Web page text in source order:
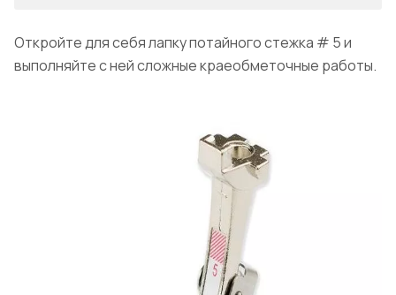
Откройте для себя лапку потайного стежка # 5 и
выполняйте с ней сложные краеобметочные работы.